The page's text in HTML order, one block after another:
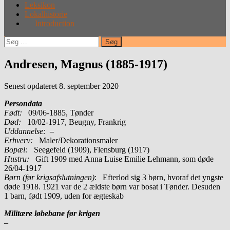
Leksikon
Lokalhistorie
Introduction
Søg
efter:
Andresen, Magnus (1885-1917)
Senest opdateret 8. september 2020
Persondata
Født: 09/06-1885, Tønder
Død: 10/02-1917, Beugny, Frankrig
Uddannelse: –
Erhverv: Maler/Dekorationsmaler
Bopæl: Seegefeld (1909), Flensburg (1917)
Hustru: Gift 1909 med Anna Luise Emilie Lehmann, som døde
26/04-1917
Børn (før krigsafslutningen): Efterlod sig 3 børn, hvoraf det yngste
døde 1918. 1921 var de 2 ældste børn var bosat i Tønder. Desuden
1 barn, født 1909, uden for ægteskab
Militære løbebane før krigen
–